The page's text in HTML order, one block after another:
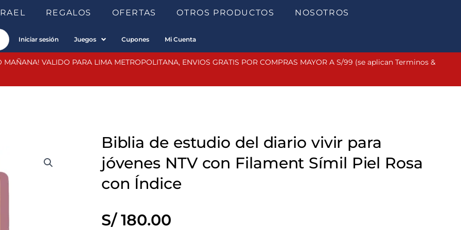
REGALOS OFERTAS OTROS PRODUCTOS NOSOTROS
Iniciar sesión Juegos Cupones Mi Cuenta
MAÑANA! VALIDO PARA LIMA METROPOLITANA, ENVIOS GRATIS POR COMPRAS MAYOR A S/99 (se aplican Terminos &
Biblia de estudio del diario vivir para
jóvenes NTV con Filament Símil Piel Rosa
con Índice
S/180.00